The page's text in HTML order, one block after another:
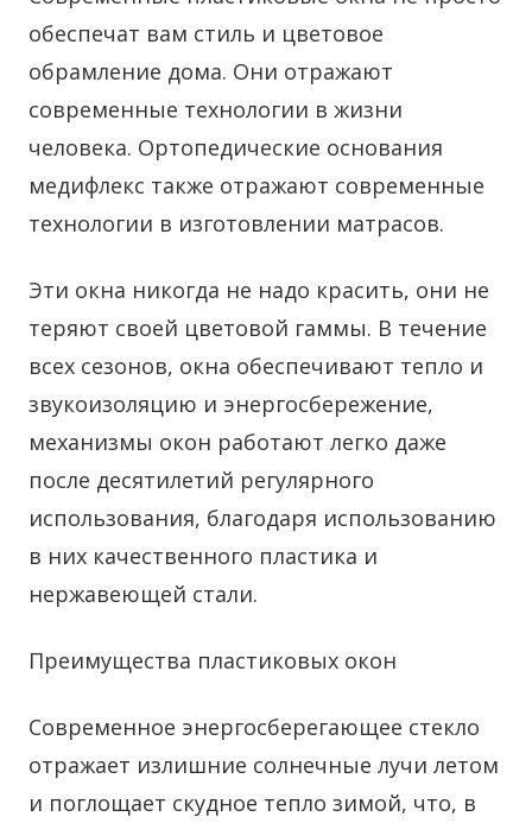
обеспечат вам стиль и цветовое
обрамление дома. Они отражают
современные технологии в жизни
человека. Ортопедические основания
медифлекс также отражают современные
технологии в изготовлении матрасов.
Эти окна никогда не надо красить, они не
теряют своей цветовой гаммы. В течение
всех сезонов, окна обеспечивают тепло и
звукоизоляцию и энергосбережение,
механизмы окон работают легко даже
после десятилетий регулярного
использования, благодаря использованию
в них качественного пластика и
нержавеющей стали.
Преимущества пластиковых окон
Современное энергосберегающее стекло
отражает излишние солнечные лучи летом
и поглощает скудное тепло зимой, что, в